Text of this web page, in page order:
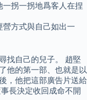
拐一拐地爲客人在捏
方式與自己如出一
找自己的兒子。 趙堅
他的第一部、也就是以
，他把這部廣告片送給
長決定收回成命不開